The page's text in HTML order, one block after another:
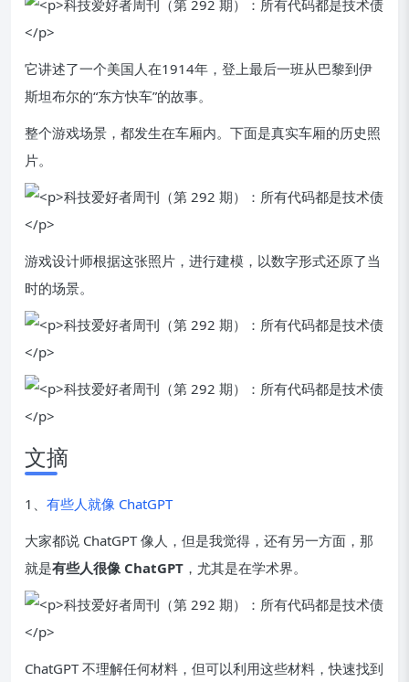
它讲述了一个美国人在1914年，登上最后一班从巴黎到伊
斯坦布尔的“东方快车”的故事。
整个游戏场景，都发生在车厢内。下面是真实车厢的历史照
片。
游戏设计师根据这张照片，进行建模，以数字形式还原了当
时的场景。
文摘
1、 有些人就像 ChatGPT
大家都说 ChatGPT 像人，但是我觉得，还有另一方面，那
就是有些人很像 ChatGPT ，尤其是在学术界。
ChatGPT 不理解任何材料，但可以利用这些材料，快速找到